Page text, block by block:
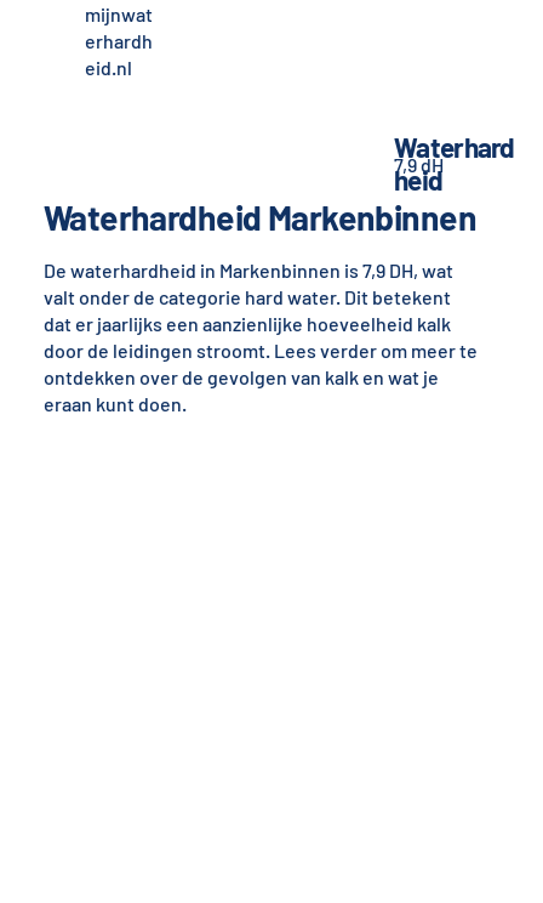
mijnwat
erhardh
eid.nl
Waterhardheid Markenbinnen
De waterhardheid in Markenbinnen is 7,9 DH, wat
valt onder de categorie hard water. Dit betekent
dat er jaarlijks een aanzienlijke hoeveelheid kalk
door de leidingen stroomt. Lees verder om meer te
ontdekken over de gevolgen van kalk en wat je
eraan kunt doen.
Waterhard
heid
7,9 dH